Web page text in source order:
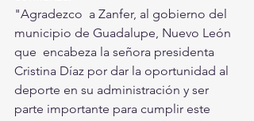
"Agradezco  a Zanfer, al gobierno del
municipio de Guadalupe, Nuevo León
que  encabeza la señora presidenta
Cristina Díaz por dar la oportunidad al
deporte en su administración y ser
parte importante para cumplir este